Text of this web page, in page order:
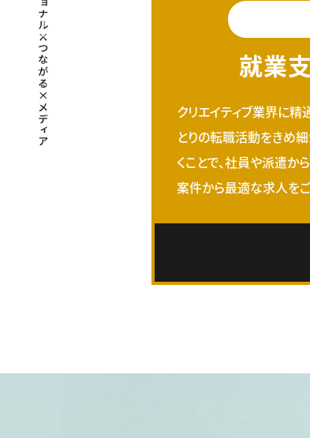
就業
クリエイティブ業界に精
とりの転職活動をきめ
くことで、社員や派遣か
案件から最適な求人をご